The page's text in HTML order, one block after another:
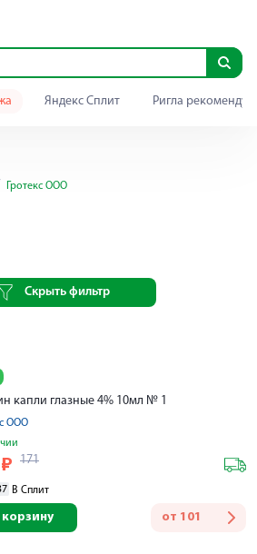
Яндекс Сплит Ригла
Гротекс ООО
Скрыть фильтр
капли глазные 4% 10мл № 1
ООО
₽ 171
В Сплит
от 101
корзину